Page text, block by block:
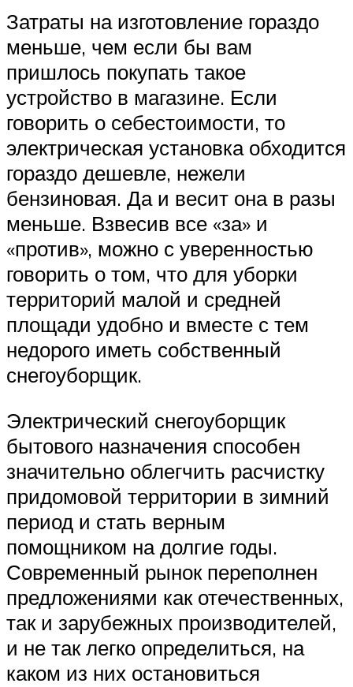
Затраты на изготовление гораздо
меньше, чем если бы вам
пришлось покупать такое
устройство в магазине. Если
говорить о себестоимости, то
электрическая установка обходится
гораздо дешевле, нежели
бензиновая. Да и весит она в разы
меньше. Взвесив все «за» и
«против», можно с уверенностью
говорить о том, что для уборки
территорий малой и средней
площади удобно и вместе с тем
недорого иметь собственный
снегоуборщик.
Электрический снегоуборщик
бытового назначения способен
значительно облегчить расчистку
придомовой территории в зимний
период и стать верным
помощником на долгие годы.
Современный рынок переполнен
предложениями как отечественных,
так и зарубежных производителей,
и не так легко определиться, на
каком из них остановиться